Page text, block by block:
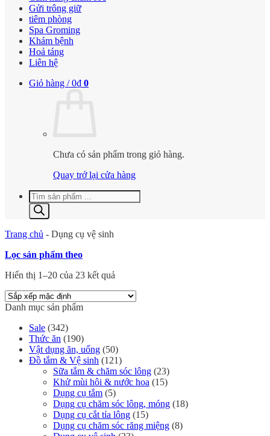
Gửi trông giữ
tiêm phòng
Spa Groming
Khám bệnh
Hoả táng
Liên hệ
Giỏ hàng /0₫ 0
Chưa có sản phẩm trong giỏ hàng.
Quay trở lại cửa hàng
Tìm
kiếm
sản
phẩm
Trang chủ - Dụng cụ vệ sinh
Lọc sản phẩm theo
Hiển thị 1–20 của 23 kết quả
Danh mục sản phẩm
Sale (342)
Thức ăn (190)
Vật dụng ăn, uống (50)
Đồ tắm & Vệ sinh (121)
Sữa tắm & chăm sóc lông (23)
Khử mùi hôi & nước hoa (15)
Dụng cụ tắm (5)
Dụng cụ chăm sóc lông, móng (18)
Dụng cụ cắt tỉa lông (15)
Dụng cụ chăm sóc răng miệng (8)